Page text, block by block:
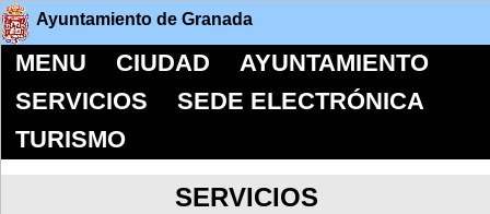
Ayuntamiento de Granada
MENU CIUDAD
AYUNTAMIENTO
SERVICIOS
SEDE ELECTRÓNICA
TURISMO
SERVICIOS